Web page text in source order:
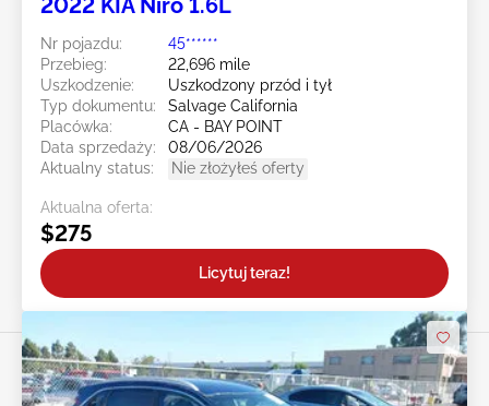
2022 KIA Niro 1.6L
Nr pojazdu:
45******
Przebieg:
22,696 mile
Uszkodzenie:
Uszkodzony przód i tył
Typ dokumentu:
Salvage California
Placówka:
CA - BAY POINT
Data sprzedaży:
08/06/2026
Aktualny status:
Nie złożyłeś oferty
Aktualna oferta:
$275
Licytuj teraz!